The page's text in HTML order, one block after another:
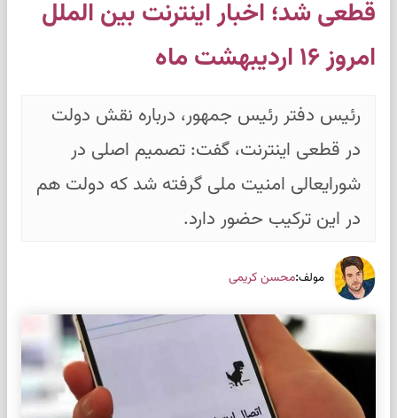
قطعی شد؛ اخبار اینترنت بین الملل
امروز ۱۶ اردیبهشت ماه
رئیس دفتر رئیس جمهور، درباره نقش دولت
در قطعی اینترنت، گفت: تصمیم اصلی در
شورایعالی امنیت ملی گرفته شد که دولت هم
در این ترکیب حضور دارد.
مولف:محسن کریمی